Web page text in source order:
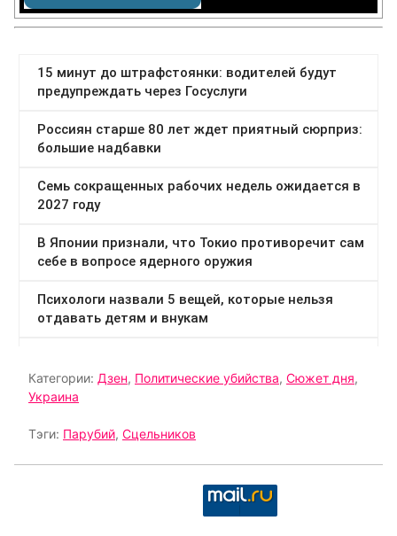
Категории: Дзен, Политические убийства, Сюжет дня,
Украина
Тэги: Парубий, Сцельников